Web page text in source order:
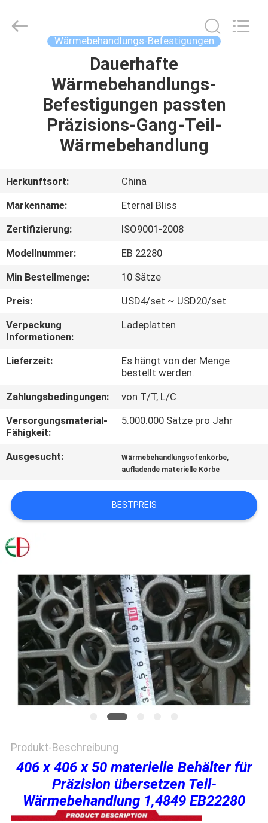
PRODUKTE
ÜBER
UNS
FABRIK-
AUSFLUG
QUALITÄTSKONTROLLE
TRETEN
SIE
UNS
IN
VERBINDUNG
FORDERN
SIE
EIN
ZITAT
SITEMAP
DATENSCHUTZRICHTLINIE
Forging
Co.,LTD..
Wärmebehandlungs-Befestigungen
Dauerhafte
Wärmebehandlungs-
Befestigungen passten
Präzisions-Gang-Teil-
Wärmebehandlung
Herkunftsort:
China
Markenname:
Eternal Bliss
Zertifizierung:
ISO9001-2008
Modellnummer:
EB 22280
Min Bestellmenge:
10 Sätze
Preis:
USD4/set ~ USD20/set
Verpackung
Informationen:
Ladeplatten
Lieferzeit:
Es hängt von der Menge
bestellt werden.
Zahlungsbedingungen:
von T/T, L/C
Versorgungsmaterial-
Fähigkeit:
5.000.000 Sätze pro Jahr
Ausgesucht: Wärmebehandlungsofenkörbe,
aufladende materielle Körbe
BESTPREIS
Produkt-Beschreibung
406 x 406 x 50 materielle Behälter für
Präzision übersetzen Teil-
Wärmebehandlung 1,4849 EB22280